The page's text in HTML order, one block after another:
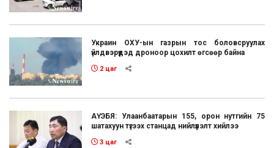
Украин ОХУ-ын газрын тос боловсруулах
үйлдвэрүүдэд дроноор цохилт өгсөөр байна
2 цаг
АҮЭБЯ: Улаанбаатарын 155, орон нутгийн 75
шатахуун түгээх станцад нийлүүлэлт хийлээ
3 цаг